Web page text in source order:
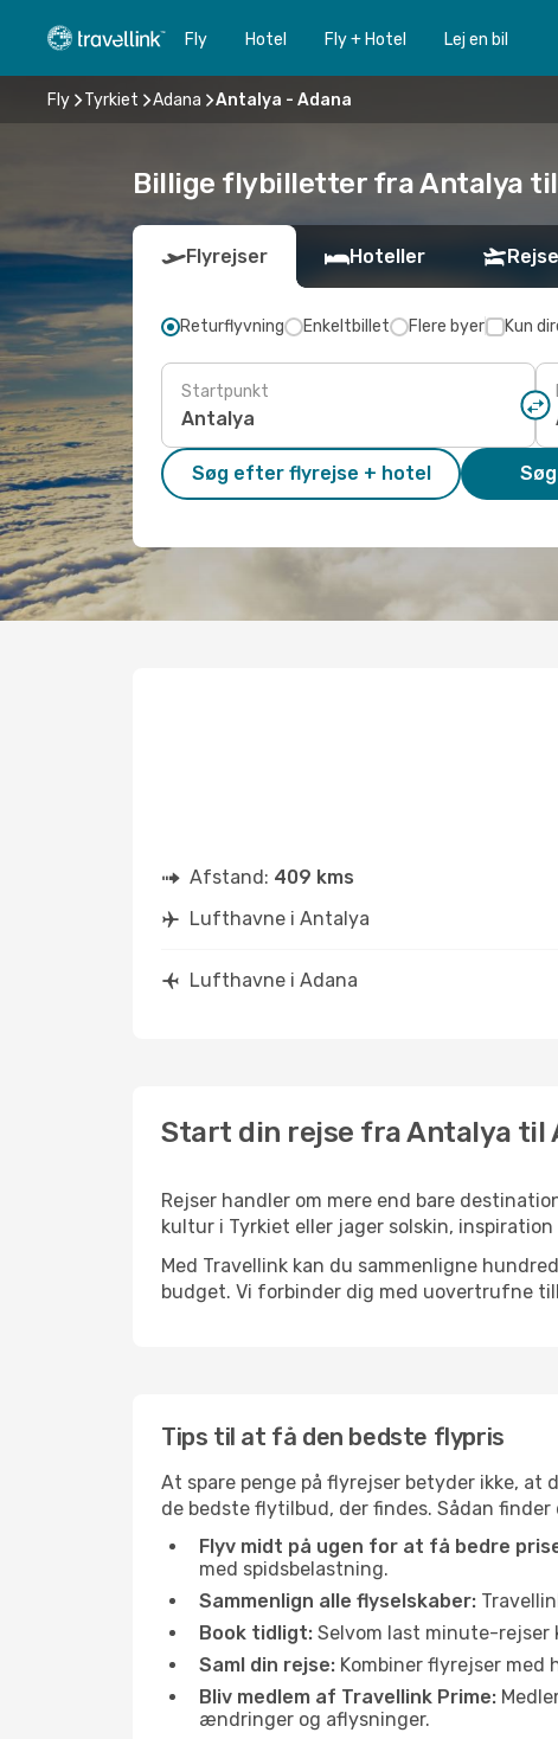
Fly Hotel Fly + Hotel Lej en bil
Fly Tyrkiet Adana Antalya - Adana
Billige flybilletter fra Antalya til
Flyrejser Hoteller
Returflyvning Enkeltbillet Flere byer Kun
Startpunkt
Søg efter flyrejse + hotel
Afstand: 409 kms
Lufthavne i Antalya
Lufthavne i Adana
Start din rejse fra Antalya til
Rejser handler om mere end bare
kultur i Tyrkiet eller jager solskin,
Med Travellink kan du sammenligne
budget. Vi forbinder dig med uovertrufne
Tips til at få den bedste flypris
At spare penge på flyrejser betyder ikke, at
de bedste flytilbud, der findes. Sådan
Flyv midt på ugen for at få bedre
med spidsbelastning.
Sammenlign alle flyselskaber:
Book tidligt: Selvom last minute-
Saml din rejse: Kombiner flyrejser med
Bliv medlem af Travellink Prime:
ændringer og aflysninger.